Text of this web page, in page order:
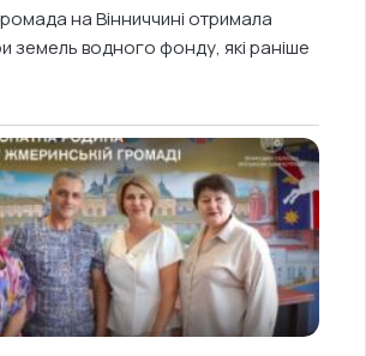
на Вінниччині отримала
земель водного фонду, які раніше